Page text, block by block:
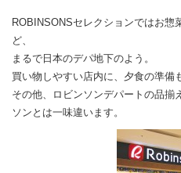
ROBINSONSセレクションではお惣
ど、
まるで日本のデパ地下のよう。
買い物しやすい店内に、夕食の準備
その他、ロビンソンデパートの品揃
ソンとは一味違います。